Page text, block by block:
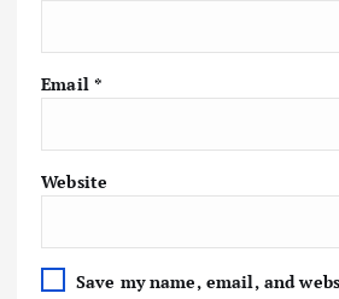
Email *
Website
Save my name, email, and